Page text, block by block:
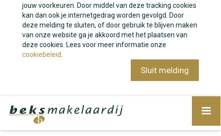
jouw voorkeuren. Door middel van deze tracking cookies
kan dan ook je internetgedrag worden gevolgd. Door
deze melding te sluiten, of door gebruik te blijven maken
van onze website ga je akkoord met het plaatsen van
deze cookies. Lees voor meer informatie onze
cookiebeleid
Sluit melding